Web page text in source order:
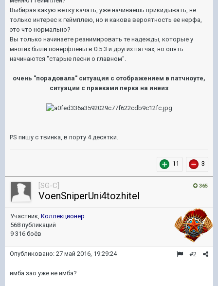
Выбирая какую ветку качать, уже начинаешь прикидывать, не
только интерес к геймплею, но и какова вероятность ее нерфа,
это что нормально?
Вы только начинаете реанимировать те надежды, которые у
многих были понерфлены в 0.5.3 и других патчах, но опять
начинаются "старые песни о главном".
очень "порадовала" ситуация с отображением в патчноуте,
ситуации с правками перка на инвиз
PS пишу с твинка, в порту 4 десятки.
11 3
365
[SG-C]
VoenSniperUni4tozhitel
Участник, Коллекционер
568 публикаций
9 316 боёв
#2
Опубликовано: 27 май 2016, 19:29:24
имба зао уже не имба?